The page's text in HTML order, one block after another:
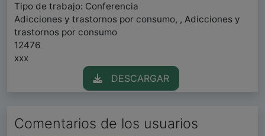
Tipo de trabajo: Conferencia
Adicciones y trastornos por consumo, , Adicciones y
trastornos por consumo
12476
xxx
DESCARGAR
Comentarios de los usuarios